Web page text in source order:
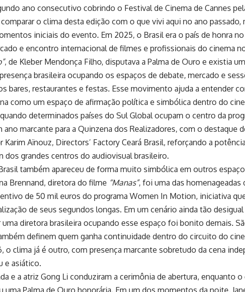
ano consecutivo cobrindo o Festival de Cinema de Cannes
o clima desta edição com o que vivi aqui no ano passado,
iniciais do evento. Em 2025, o Brasil era o país de honra
e encontro internacional de filmes e profissionais do cinema
, de Kleber Mendonça Filho, disputava a Palma de Ouro e existia
brasileira ocupando os espaços de debate, mercado e
bares, restaurantes e festas. Esse movimento ajuda a entender
como um espaço de afirmação política e simbólica dentro do
determinados países do Sul Global ocupam o centro da
ano marcante para a Quinzena dos Realizadores, com o destaque
Karim Aïnouz, Directors’ Factory Ceará Brasil, reforçando a
dos grandes centros do audiovisual brasileiro.
também apareceu de forma muito simbólica em outros
Brennand, diretora do filme “Manas”, foi uma das homenageadas
de 50 mil euros do programa Women In Motion, iniciativa
de seus segundos longas. Em um cenário ainda tão
uma diretora brasileira ocupando esse espaço foi bonito demais.
definem quem ganha continuidade dentro do circuito do
o clima já é outro, com presença marcante sobretudo da cena
e asiático.
e a atriz Gong Li conduziram a cerimônia de abertura, enquanto
uma Palma de Ouro honorária. Em um dos momentos da noite,